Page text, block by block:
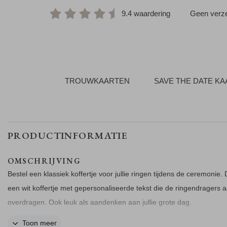
9.4 waardering Geen
TROUWKAARTEN SAVE THE DATE
PRODUCTINFORMATIE
OMSCHRIJVING
Bestel een klassiek koffertje voor jullie ringen tijdens de ceremonie.
een wit koffertje met gepersonaliseerde tekst die de ringendragers
overdragen. Ook leuk als aandenken aan jullie grote dag.
Toon meer